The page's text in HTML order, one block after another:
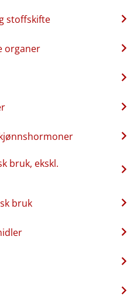
stoffskifte
organer
bruk, ekskl.
bruk